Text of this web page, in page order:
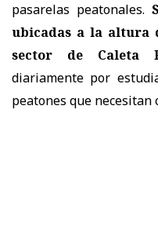
pasarelas peatonales.
ubicadas a la altura
sector de Caleta
diariamente por
peatones que necesitan